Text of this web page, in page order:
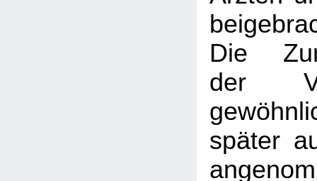
Die
der
später